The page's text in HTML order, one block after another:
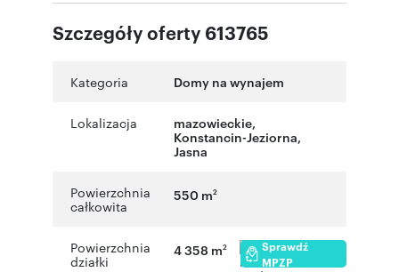
Szczegóły oferty 613765
Kategoria Domy na wynajem
Lokalizacja mazowieckie,
Konstancin-Jeziorna,
Jasna
Powierzchnia
całkowita
550 m2
Powierzchnia
działki
4 358 m2
Sprawdź
MPZP